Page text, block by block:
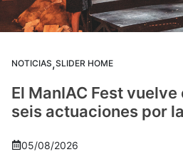
NOTICIAS,SLIDER HOME
El ManIAC Fest
seis actuaciones por
05/08/2026